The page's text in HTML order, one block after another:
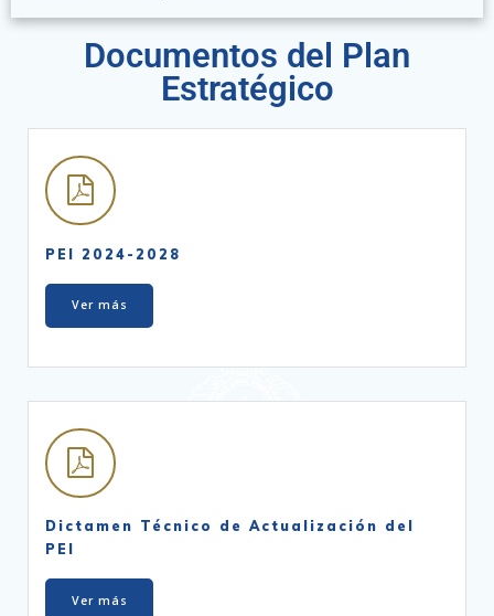
Documentos del Plan
Estratégico
PEI 2024-2028
Ver más
Dictamen Técnico de Actualización del
PEI
Ver más